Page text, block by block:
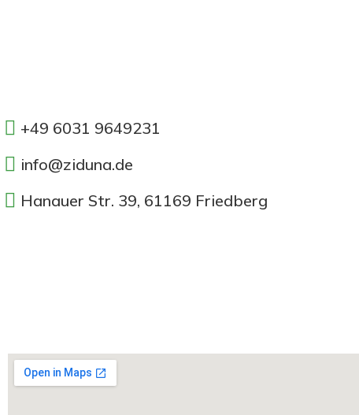
+49 6031 9649231
info@ziduna.de
Hanauer Str. 39, 61169 Friedberg